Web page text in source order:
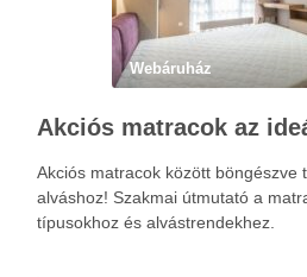
Webáruház
Akciós matracok között böngészve
alváshoz! Szakmai útmutató a
típusokhoz és alvástrendekhez.